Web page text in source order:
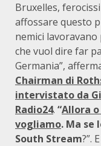
Bruxelles,
affossare questo
nemici
che vuol dire far
Germania”,
Chairman di
intervistato da
Radio24. “Allora
vogliamo. Ma se
South Stream?”.